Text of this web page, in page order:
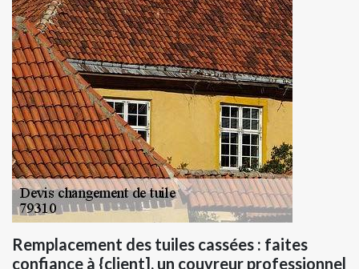
Remplacement des tuiles cassées : faites
confiance à {client], un couvreur professionnel